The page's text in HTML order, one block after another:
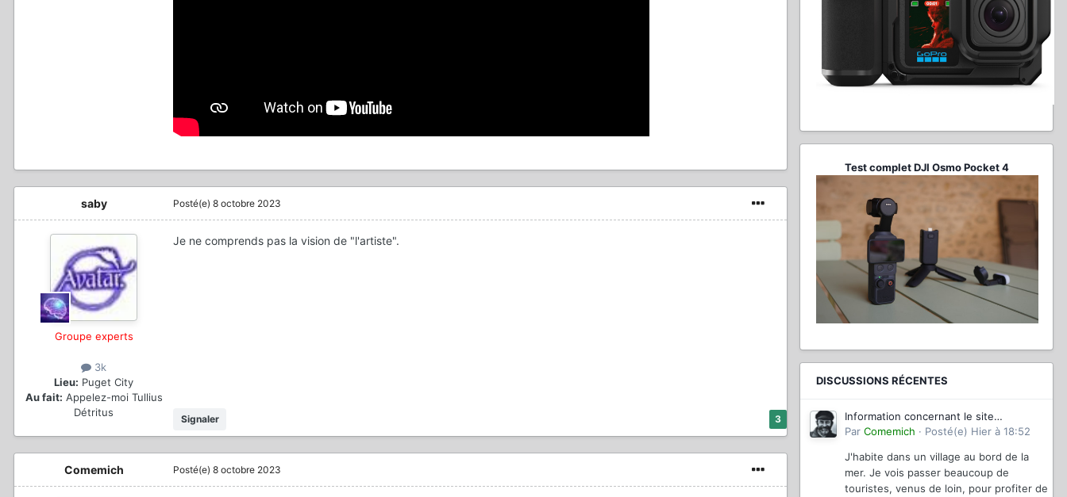
saby
Groupe experts
3k
Lieu: Puget City
Au fait: Appelez-moi Tullius
Détritus
Posté(e) 8 octobre 2023
Je ne comprends pas la vision de "l'artiste".
3
Signaler
Comemich Posté(e) 8 octobre 2023
Test complet DJI Osmo Pocket 4
DISCUSSIONS RÉCENTES
Information concernant le site
magazinevideo
Par Comemich · Posté(e) Hier à 18:52
J'habite dans un village au bord de la
mer. Je vois passer beaucoup de
touristes, venus de loin, pour profiter de